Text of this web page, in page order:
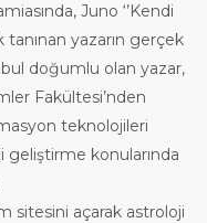
Juno ‘’Kendi
tanınan yazarın gerçek
doğumlu olan yazar,
Fakültesi’nden
teknolojileri
geliştirme konularında
sitesini açarak astroloji